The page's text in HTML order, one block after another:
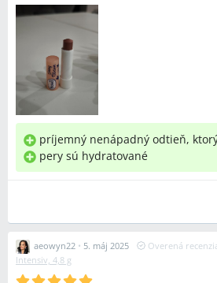
príjemný nenápadný odtieň,
pery sú hydratované
aeowyn22 • 5. máj 2025 Overená
Intensiv, 4,8 g